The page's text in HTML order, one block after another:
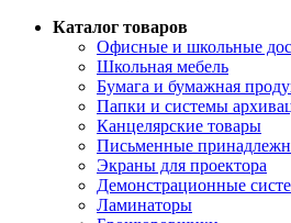
Каталог товаров
Офисные и школьные
Школьная мебель
Бумага и бумажная
Папки и системы
Канцелярские товары
Письменные
Экраны для проектора
Демонстрационные
Ламинаторы